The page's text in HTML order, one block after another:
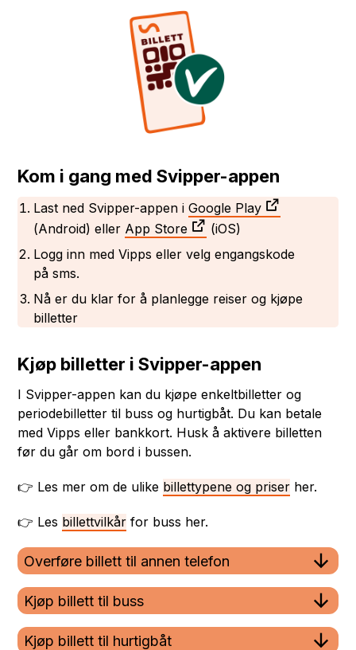
Kom i gang med Svipper-appen
Last ned Svipper-appen iGoogle Play
(Android) eller App Store
(iOS)
Logg inn med Vipps eller velg engangskode
på sms.
Nå er du klar for å planlegge reiser og kjøpe
billetter
Kjøp billetter i Svipper-appen
I Svipper-appen kan du kjøpe enkeltbilletter og
periodebilletter til buss og hurtigbåt. Du kan betale
med Vipps eller bankkort. Husk å aktivere billetten
før du går om bord i bussen.
👉 Les mer om de ulike billettypene og priser her.
👉 Les billettvilkår for buss her.
Overføre billett til annen telefon
Kjøp billett til buss
Kjøp billett til hurtigbåt